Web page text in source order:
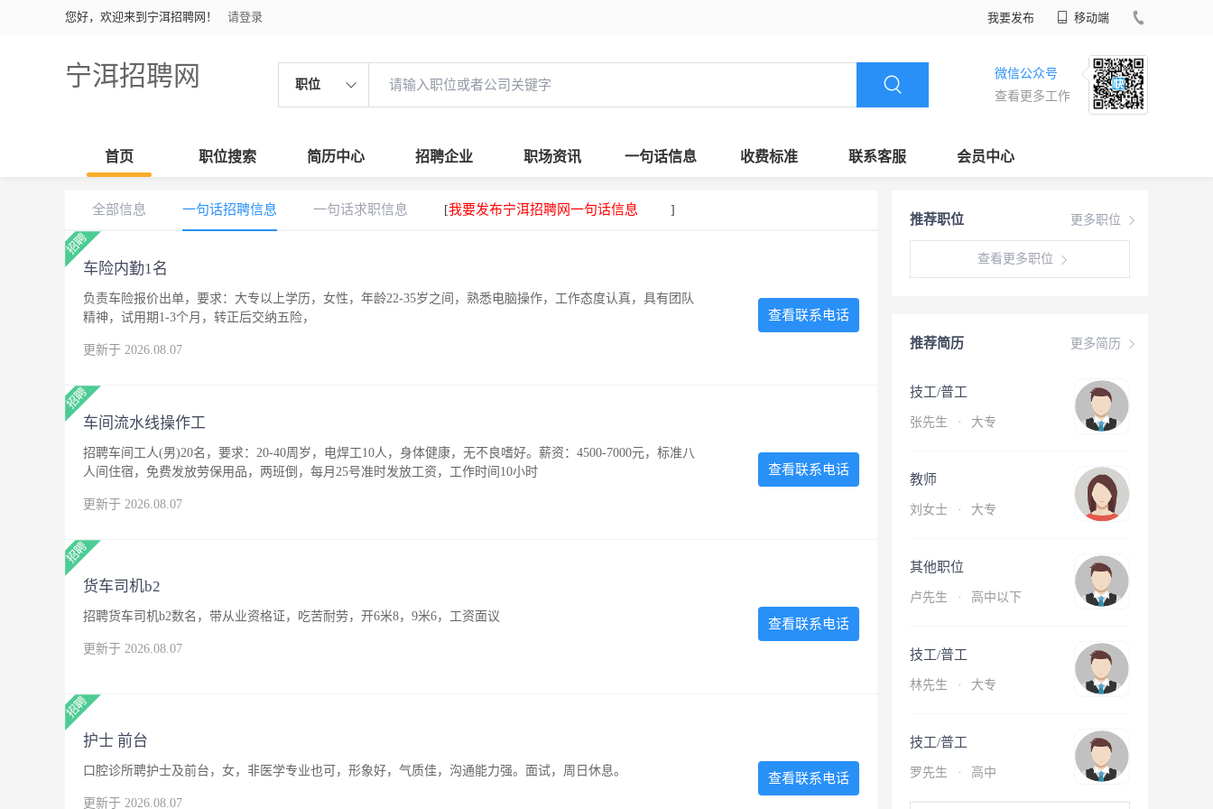
您好，欢迎来到宁洱招聘网！ 请登录 我要发布 移动端
宁洱招聘网 职位
微信公众号
查看更多工作
首页 职位搜索 简历中心 招聘企业 职场资讯 一句话信息 收费标准 联系客服 会员中心
更多职位
推荐职位
查看更多职位
更多简历
推荐简历
技工/普工
张先生 · 大专
教师
刘女士 · 大专
其他职位
卢先生 · 高中以下
技工/普工
林先生 · 大专
技工/普工
罗先生 · 高中
全部信息 一句话招聘信息 一句话求职信息 [我要发布宁洱招聘网一句话信息 ]
车险内勤1名
负责车险报价出单，要求：大专以上学历，女性，年龄22-35岁之间，熟悉电脑操作，工作态度认真，具有团队
精神，试用期1-3个月，转正后交纳五险，
更新于 2026.08.07
查看联系电话
车间流水线操作工
招聘车间工人(男)20名，要求：20-40周岁，电焊工10人，身体健康，无不良嗜好。薪资：4500-7000元，标准八
人间住宿，免费发放劳保用品，两班倒，每月25号准时发放工资，工作时间10小时
更新于 2026.08.07
查看联系电话
货车司机b2
招聘货车司机b2数名，带从业资格证，吃苦耐劳，开6米8，9米6，工资面议
更新于 2026.08.07
查看联系电话
护士 前台
口腔诊所聘护士及前台，女，非医学专业也可，形象好，气质佳，沟通能力强。面试，周日休息。
更新于 2026.08.07
查看联系电话